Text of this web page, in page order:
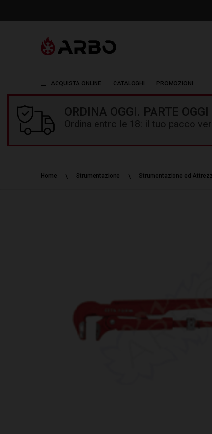
ACQUISTA ONLINE CATALOGHI PROMOZIONI
ORDINA OGGI. PARTE OGGI
Ordina entro le 18: il tuo pacco
Home Strumentazione Strumentazione ed